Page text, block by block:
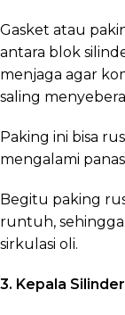
Gasket atau
antara blok
menjaga agar
saling
Paking ini bisa
mengalami
Begitu paking
runtuh,
sirkulasi oli.
3. Kepala